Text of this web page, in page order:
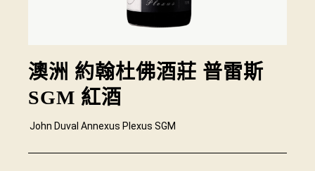
澳洲 約翰杜佛酒莊 普雷斯
SGM 紅酒
John Duval Annexus Plexus SGM